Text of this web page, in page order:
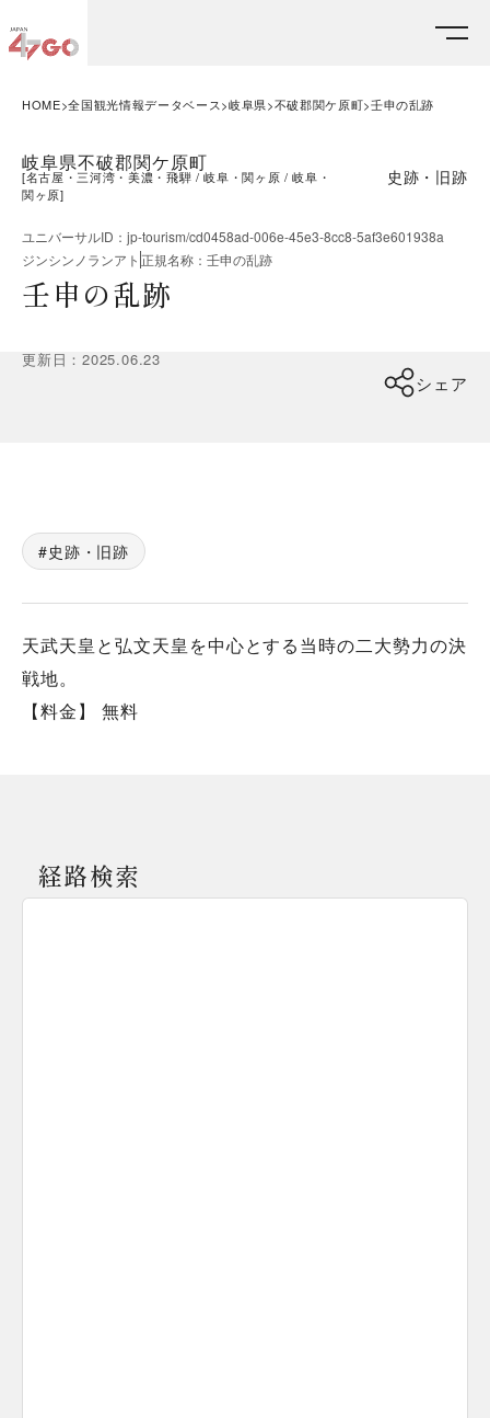
HOME 全国観光情報データベース 岐阜県 不破郡関ケ原町 壬申の乱跡
岐阜県不破郡関ケ原町
[名古屋・三河湾・美濃・飛騨 岐阜・関ヶ原
岐阜・
関ヶ原]
史跡・旧跡
ユニバーサルID ： jp-tourism/cd0458ad-006e-45e3-8cc8-5af3e601938a
ジンシンノランアト 正規名称 ： 壬申の乱跡
壬申の乱跡
更新日 ：2025.06.23
シェア
史跡・旧跡
天武天皇と弘文天皇を中心とする当時の二大勢力の決
戦地。
【料金】 無料
経路検索